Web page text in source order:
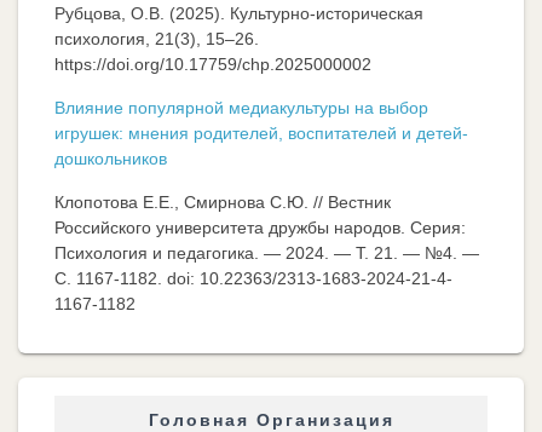
Рубцова, О.В. (2025). Культурно-историческая
психология, 21(3), 15–26.
https://doi.org/10.17759/chp.2025000002
Влияние популярной медиакультуры на выбор
игрушек: мнения родителей, воспитателей и детей-
дошкольников
Клопотова Е.Е., Смирнова С.Ю. // Вестник
Российского университета дружбы народов. Серия:
Психология и педагогика. — 2024. — Т. 21. — №4. —
C. 1167-1182. doi: 10.22363/2313-1683-2024-21-4-
1167-1182
Головная Организация